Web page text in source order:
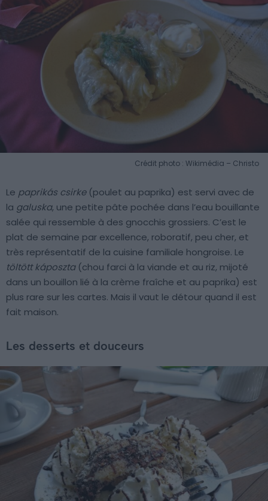
Crédit photo : Wikimédia – Christo
Le paprikás csirke(poulet au paprika) est servi avec de
la galuska, une petite pâte pochée dans l’eau bouillante
salée qui ressemble à des gnocchis grossiers. C’est le
plat de semaine par excellence, roboratif, peu cher, et
très représentatif de la cuisine familiale hongroise. Le
töltött káposzta(chou farci à la viande et au riz, mijoté
dans un bouillon lié à la crème fraîche et au paprika) est
plus rare sur les cartes. Mais il vaut le détour quand il est
fait maison.
Les desserts et douceurs